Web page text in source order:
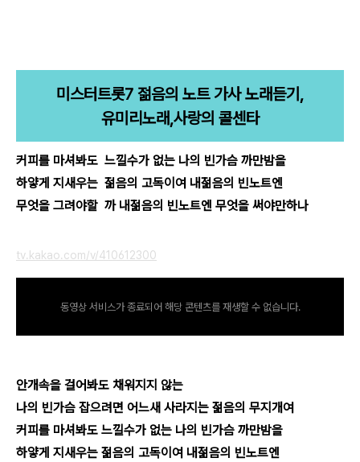
미스터트롯7 젊음의 노트 가사 노래듣기,
유미리노래,사랑의 콜센타
커피를 마셔봐도 느낄수가 없는 나의 빈가슴 까만밤을
하얗게 지새우는 젊음의 고독이여 내젊음의 빈노트엔
무엇을 그려야할 까 내젊음의 빈노트엔 무엇을 써야만하나
tv.kakao.com/v/410612300
동영상 서비스가 종료되어 해당 콘텐츠를 재생할 수 없습니다.
안개속을 걸어봐도 채워지지 않는
나의 빈가슴 잡으려면 어느새 사라지는 젊음의 무지개여
커피를 마셔봐도 느낄수가 없는 나의 빈가슴 까만밤을
하얗게 지새우는 젊음의 고독이여 내젊음의 빈노트엔